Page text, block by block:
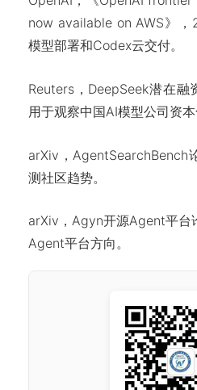
now available on AWS》
模型部署和Codex云交付。
Reuters，DeepSeek潜在
用于观察中国AI模型公司资本
arXiv，AgentSearchBench
测社区趋势。
arXiv，Agyn开源Agent平台
Agent平台方向。